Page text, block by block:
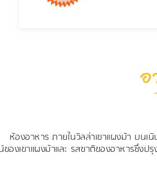
อ
ห้องอาหาร ภายในวิลล่าเขาแผงม้า บน
องเขาแผงม้าและ รสชาติของอาหารซึ่ง